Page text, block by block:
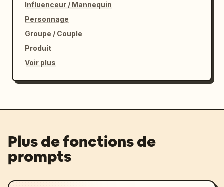
Influenceur / Mannequin
Personnage
Groupe / Couple
Produit
Voir plus
Plus de fonctions de
prompts